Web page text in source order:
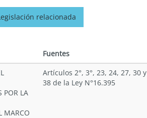
relacionada
Fuentes
POR LA
MARCO
Artículos 2°, 3°, 23, 24, 27, 30 y
38 de la Ley N°16.395